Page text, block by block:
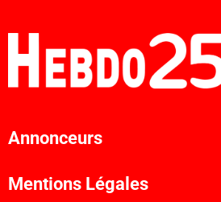
Annonceurs
Mentions Légales